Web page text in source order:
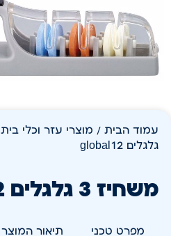
עמוד הבית / מוצרי עזר וכלי בית
גלגלים global12
משחיז 3 גלגלים global12
מפרט טכני תיאור המוצר